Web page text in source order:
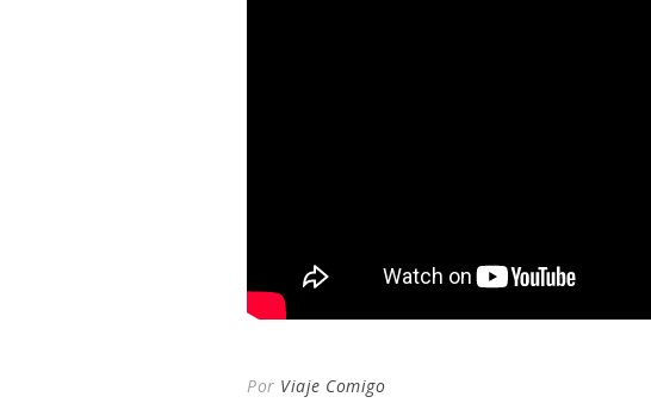
Por Viaje Comigo